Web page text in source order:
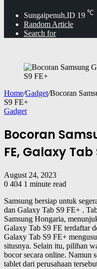
Sungaipenuh,ID 19 ℃
Random Article
Search for
Home/Gadget/Bocoran
S9 FE+
Gadget
Bocoran
FE, Galaxy Tab
August 24, 2023
0 404 1 minute read
Samsung bersiap untuk
dan Galaxy Tab S9 FE+ .
Samsung Hongaria,
Galaxy Tab S9 FE terdaftar
Galaxy Tab S9 FE+
situsnya. Selain itu, pilihan
bocor secara online. Namun
tablet dari perusahaan